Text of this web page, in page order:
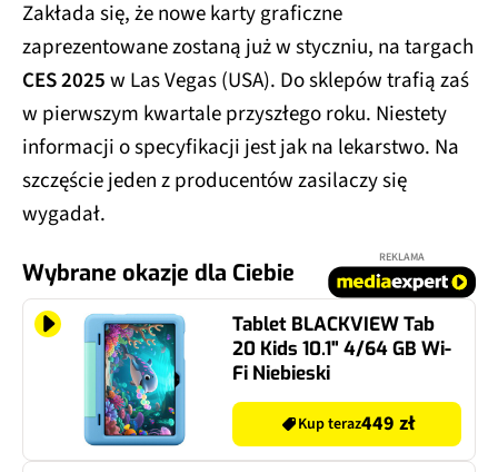
Zakłada się, że nowe karty graficzne
zaprezentowane zostaną już w styczniu, na targach
CES 2025w Las Vegas (USA). Do sklepów trafią zaś
w pierwszym kwartale przyszłego roku. Niestety
informacji o specyfikacji jest jak na lekarstwo. Na
szczęście jeden z producentów zasilaczy się
wygadał.
Wybrane okazje dla Ciebie
REKLAMA
Tablet BLACKVIEW Tab
20 Kids 10.1" 4/64 GB Wi-
Fi Niebieski
Kup teraz449 zł